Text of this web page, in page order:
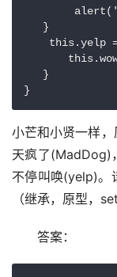
   }
this.yelp
   }
}
小芒和小贤一样
天疯了(MadDog)
不停叫唤(yelp)。
（继承，原型，
答案：